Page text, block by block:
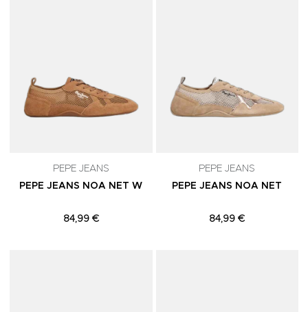
PEPE JEANS
PEPE JEANS NOA NET W
84,99 €
PEPE JEANS
PEPE JEANS NOA NET
84,99 €